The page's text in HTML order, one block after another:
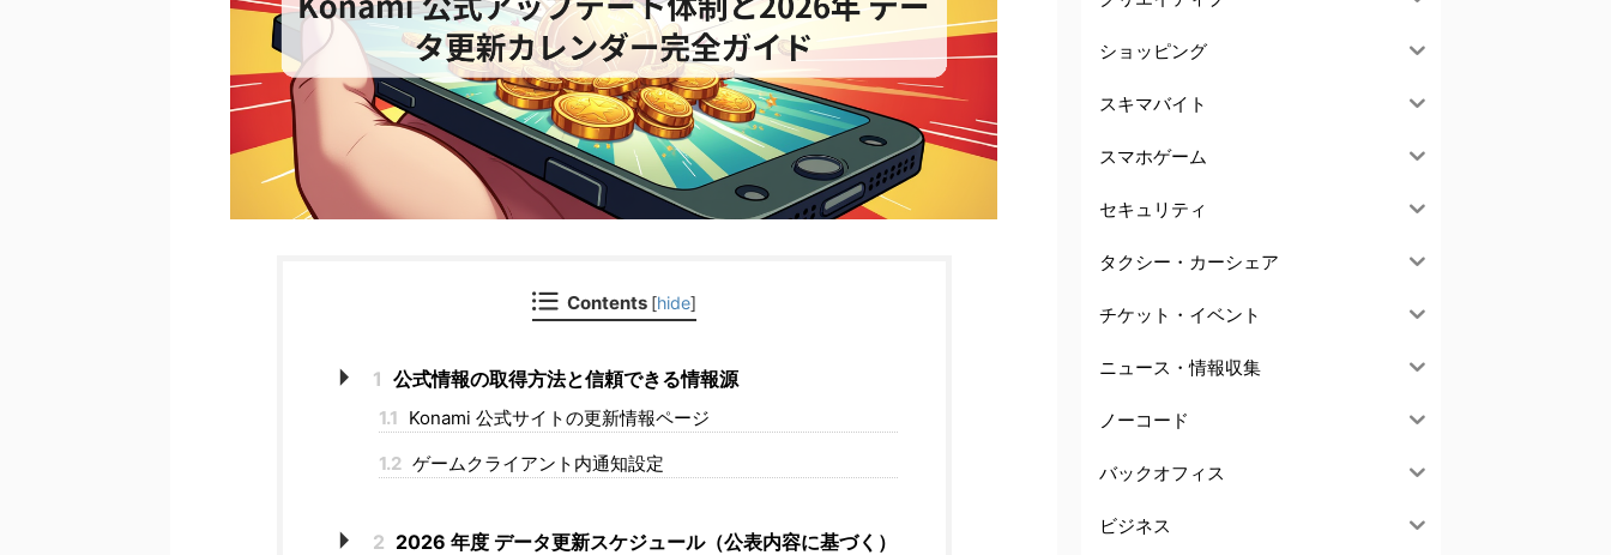
Contents [hide]
1 公式情報の取得方法と信頼できる情報源
1.1 Konami 公式サイトの更新情報ページ
1.2 ゲームクライアント内通知設定
2 2026 年度 データ更新スケジュール（公表内容に基づく）
ショッピング
スキマバイト
スマホゲーム
セキュリティ
タクシー・カーシェア
チケット・イベント
ニュース・情報収集
ノーコード
バックオフィス
ビジネス